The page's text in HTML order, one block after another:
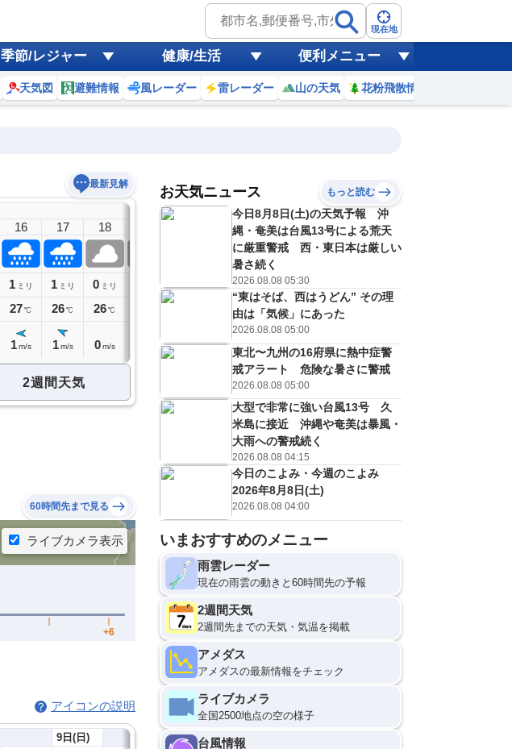
現在地
季節/レジャー 健康/生活 便利メニュー
天気図 避難情報 風レーダー 雷レーダー 山の天気 花粉飛散情報
最新見解
16
1 ミリ
27℃
1 m/s
17
1 ミリ
26℃
1 m/s
18
0 ミリ
26℃
0 m/s
0ミリ
0m/s
21
0ミリ
℃
0m/s
22
0 ミリ
23℃
0m/s
23
0
22℃
0m/s
9日(日)
0
0m/s 0m/s
2週間天気
60時間先まで見る
アイコンの説明
9日(日)
お天気ニュース もっと読む
今日8月8日(土)の天気予報 沖
縄・奄美は台風13号による荒天
に厳重警戒 西・東日本は厳しい
暑さ続く
2026.08.08 05:30
“東はそば、西はうどん” その理
由は「気候」にあった
2026.08.08 05:00
東北〜九州の16府県に熱中症警
戒アラート 危険な暑さに警戒
2026.08.08 05:00
大型で非常に強い台風13号 久
米島に接近 沖縄や奄美は暴風・
大雨への警戒続く
2026.08.08 04:15
今日のこよみ・今週のこよみ
2026年8月8日(土)
2026.08.08 04:00
いまおすすめのメニュー
雨雲レーダー
現在の雨雲の動きと60時間先の予報
2週間天気
2週間先までの天気・気温を掲載
アメダス
アメダスの最新情報をチェック
ライブカメラ
全国2500地点の空の様子
台風情報